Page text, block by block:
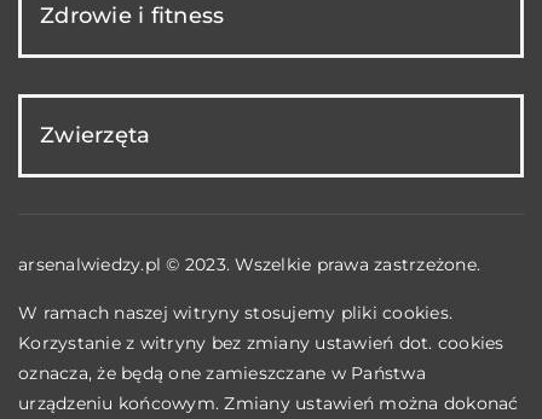
Zdrowie i fitness
Zwierzęta
arsenalwiedzy.pl © 2023. Wszelkie prawa zastrzeżone.
W ramach naszej witryny stosujemy pliki cookies.
Korzystanie z witryny bez zmiany ustawień dot. cookies
oznacza, że będą one zamieszczane w Państwa
urządzeniu końcowym. Zmiany ustawień można dokonać